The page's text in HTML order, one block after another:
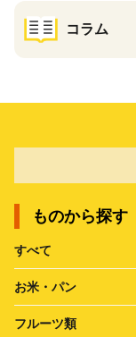
コラム
ものから探す
すべて
お米・パン
フルーツ類